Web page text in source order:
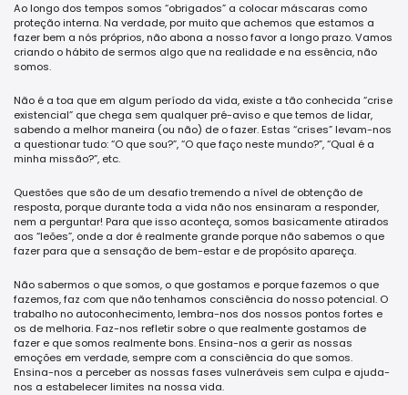
Ao longo dos tempos somos “obrigados” a colocar máscaras como
proteção interna. Na verdade, por muito que achemos que estamos a
fazer bem a nós próprios, não abona a nosso favor a longo prazo. Vamos
criando o hábito de sermos algo que na realidade e na essência, não
somos.
Não é a toa que em algum período da vida, existe a tão conhecida “crise
existencial” que chega sem qualquer pré-aviso e que temos de lidar,
sabendo a melhor maneira (ou não) de o fazer. Estas “crises” levam-nos
a questionar tudo: “O que sou?”, “O que faço neste mundo?”, “Qual é a
minha missão?”, etc.
Questões que são de um desafio tremendo a nível de obtenção de
resposta, porque durante toda a vida não nos ensinaram a responder,
nem a perguntar! Para que isso aconteça, somos basicamente atirados
aos “leões”, onde a dor é realmente grande porque não sabemos o que
fazer para que a sensação de bem-estar e de propósito apareça.
Não sabermos o que somos, o que gostamos e porque fazemos o que
fazemos, faz com que não tenhamos consciência do nosso potencial. O
trabalho no autoconhecimento, lembra-nos dos nossos pontos fortes e
os de melhoria. Faz-nos refletir sobre o que realmente gostamos de
fazer e que somos realmente bons. Ensina-nos a gerir as nossas
emoções em verdade, sempre com a consciência do que somos.
Ensina-nos a perceber as nossas fases vulneráveis sem culpa e ajuda-
nos a estabelecer limites na nossa vida.